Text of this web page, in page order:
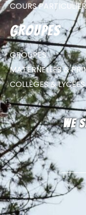
COURS PARTICULIER
groupes
GROUPES
MATERNELLES &
COLLÈGES & LYCÉES
We